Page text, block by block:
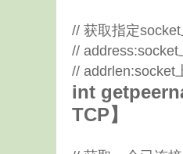
// 获取指定
//
// addrlen:socket
int
TCP】